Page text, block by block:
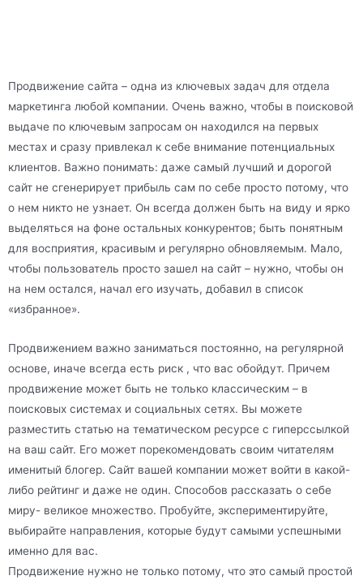
Продвижение сайта – одна из ключевых задач для отдела
маркетинга любой компании. Очень важно, чтобы в поисковой
выдаче по ключевым запросам он находился на первых
местах и сразу привлекал к себе внимание потенциальных
клиентов. Важно понимать: даже самый лучший и дорогой
сайт не сгенерирует прибыль сам по себе просто потому, что
о нем никто не узнает. Он всегда должен быть на виду и ярко
выделяться на фоне остальных конкурентов; быть понятным
для восприятия, красивым и регулярно обновляемым. Мало,
чтобы пользователь просто зашел на сайт – нужно, чтобы он
на нем остался, начал его изучать, добавил в список
«избранное».
Продвижением важно заниматься постоянно, на регулярной
основе, иначе всегда есть риск , что вас обойдут. Причем
продвижение может быть не только классическим – в
поисковых системах и социальных сетях. Вы можете
разместить статью на тематическом ресурсе с гиперссылкой
на ваш сайт. Его может порекомендовать своим читателям
именитый блогер. Сайт вашей компании может войти в какой-
либо рейтинг и даже не один. Способов рассказать о себе
миру- великое множество. Пробуйте, экспериментируйте,
выбирайте направления, которые будут самыми успешными
именно для вас.
Продвижение нужно не только потому, что это самый простой